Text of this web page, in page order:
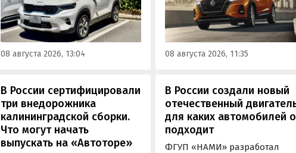
возят его к нам в основном из
Китая, предлагая автомобили
уже с доставкой, растаможкой и
всеми документами для
постановки на учет в ГАИ.
08 августа 2026, 13:04
Китае, США, на Ближнем
Востоке и в Юго-Восточной
Азии. В основном к нам
попадают машины
сборки, стоящие на одном из
«Автоновости дня».
08 августа 2026, 11:35
В России сертифицировали
три внедорожника
калининградской сборки.
Что могут начать
выпускать на «Автоторе»
В России создали новый
отечественный
для каких автомобилей
подходит
ФГУП «НАМИ» разработал